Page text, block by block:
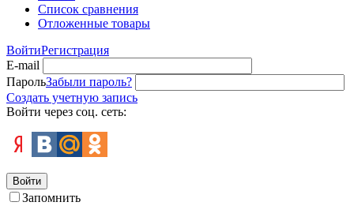
Список сравнения
Отложенные товары
ВойтиРегистрация
E-mail
ПарольЗабыли пароль?
Создать учетную запись
Войти через соц. сеть:
Войти
Запомнить